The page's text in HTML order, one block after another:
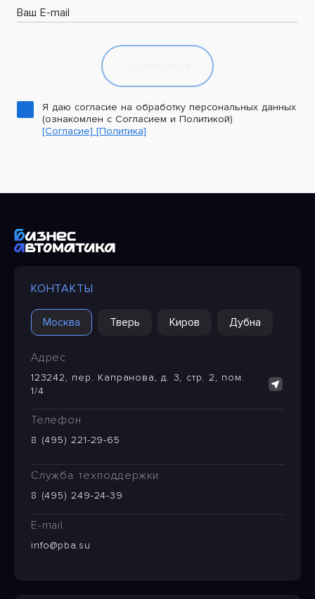
Ваш E-mail
Я даю согласие на обработку персональных данных
(ознакомлен с Согласием и Политикой)
[Согласие] [Политика]
КОНТАКТЫ
Москва Тверь Киров Дубна
Адрес
123242, пер. Капранова, д. 3, стр. 2, пом.
1/4
Телефон
8 (495) 221-29-65
Служба техподдержки
8 (495) 249-24-39
E-mail
info@pba.su